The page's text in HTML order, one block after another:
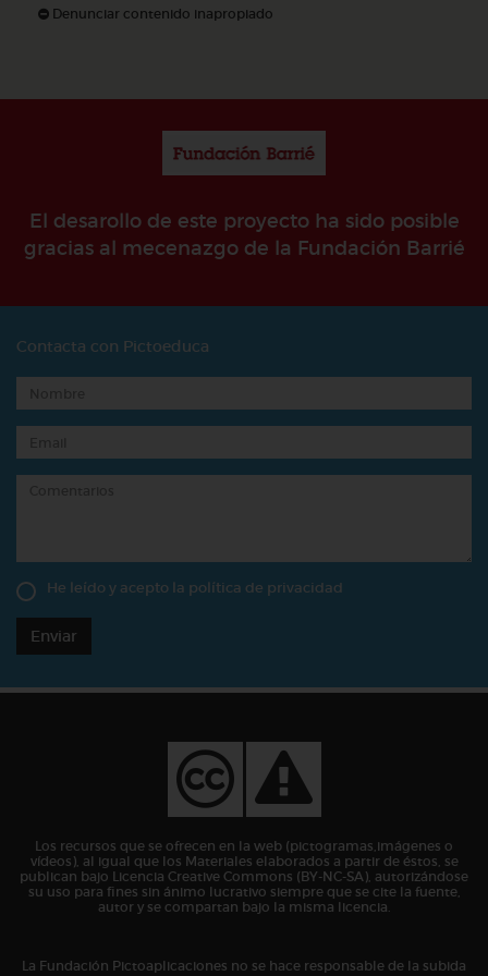
Denunciar contenido inapropiado
El desarollo de este proyecto ha sido posible
gracias al mecenazgo de la Fundación Barrié
Contacta con Pictoeduca
He leído y acepto la política de privacidad
Enviar
Los recursos que se ofrecen en la web (pictogramas,imágenes o
vídeos), al igual que los Materiales elaborados a partir de éstos, se
publican bajo Licencia Creative Commons (BY-NC-SA), autorizándose
su uso para fines sin ánimo lucrativo siempre que se cite la fuente,
autor y se compartan bajo la misma licencia.
La Fundación Pictoaplicaciones no se hace responsable de la subida